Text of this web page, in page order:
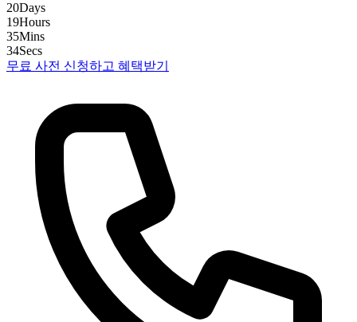
20Days
19Hours
35Mins
33Secs
무료 사전 신청하고 혜택받기